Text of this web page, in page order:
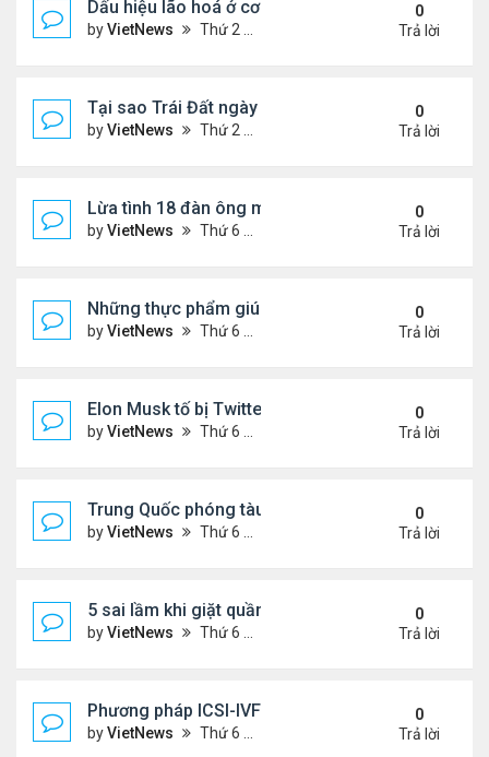
Dấu hiệu lão hoá ở cơ quan sinh dục nam
byVietNews Thứ 2 Tháng 8 08, 2022 12:21 pm
0
Trả lời
Tại sao Trái Đất ngày càng rời xa Mặt Trời?
byVietNews Thứ 2 Tháng 8 08, 2022 12:00 pm
0
Trả lời
Lừa tình 18 đàn ông một lúc
byVietNews Thứ 6 Tháng 8 05, 2022 4:18 pm
0
Trả lời
Những thực phẩm giúp giảm mỡ bụng
byVietNews Thứ 6 Tháng 8 05, 2022 3:08 pm
0
Trả lời
Elon Musk tố bị Twitter lừa
byVietNews Thứ 6 Tháng 8 05, 2022 3:01 pm
0
Trả lời
Trung Quốc phóng tàu vũ trụ tái sử dụng bí ẩn
byVietNews Thứ 6 Tháng 8 05, 2022 2:24 pm
0
Trả lời
5 sai lầm khi giặt quần áo
byVietNews Thứ 6 Tháng 8 05, 2022 2:21 pm
0
Trả lời
Phương pháp ICSI-IVF điều trị vô sinh nam nặng
byVietNews Thứ 6 Tháng 8 05, 2022 12:24 pm
0
Trả lời